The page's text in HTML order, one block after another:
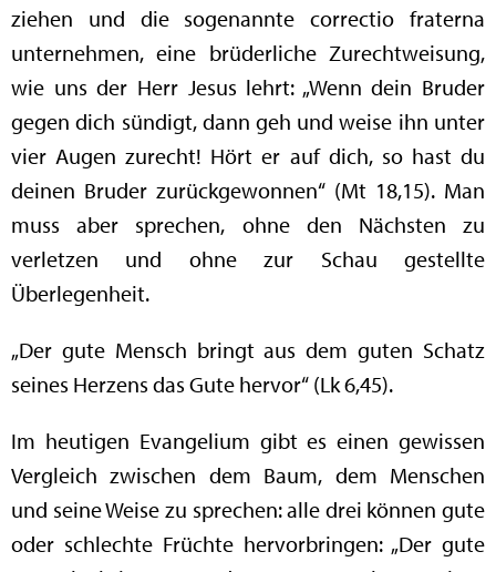
ziehen und die sogenannte correctio fraterna
unternehmen, eine brüderliche Zurechtweisung,
wie uns der Herr Jesus lehrt: „Wenn dein Bruder
gegen dich sündigt, dann geh und weise ihn unter
vier Augen zurecht! Hört er auf dich, so hast du
deinen Bruder zurückgewonnen“ (Mt 18,15). Man
muss aber sprechen, ohne den Nächsten zu
verletzen und ohne zur Schau gestellte
Überlegenheit.
„Der gute Mensch bringt aus dem guten Schatz
seines Herzens das Gute hervor“ (Lk 6,45).
Im heutigen Evangelium gibt es einen gewissen
Vergleich zwischen dem Baum, dem Menschen
und seine Weise zu sprechen: alle drei können gute
oder schlechte Früchte hervorbringen: „Der gute